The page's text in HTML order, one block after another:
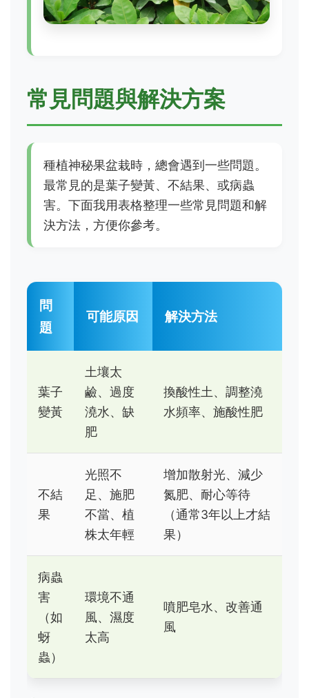
常見問題與解決方案
種植神秘果盆栽時，總會遇到一些問題。
最常見的是葉子變黃、不結果、或病蟲
害。下面我用表格整理一些常見問題和解
決方法，方便你參考。
問
題
可能原因 解決方法
葉子
變黃
土壤太
鹼、過度
澆水、缺
肥
換酸性土、調整澆
水頻率、施酸性肥
不結
果
光照不
足、施肥
不當、植
株太年輕
增加散射光、減少
氮肥、耐心等待
（通常3年以上才結
果）
病蟲
害
（如
蚜
蟲）
環境不通
風、濕度
太高
噴肥皂水、改善通
風